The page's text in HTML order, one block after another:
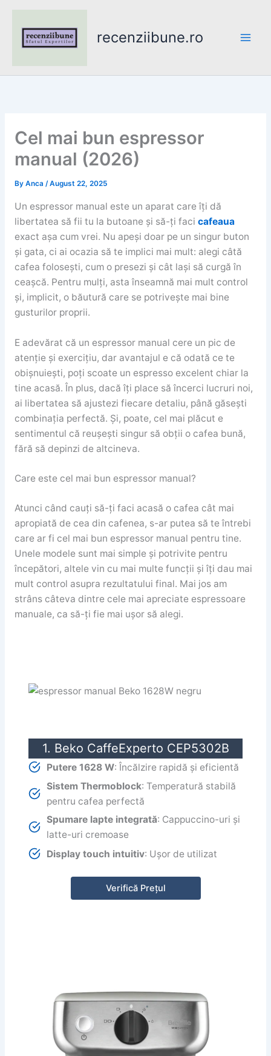
content
recenziibune.ro
Cel mai bun espressor
manual (2026)
By Anca /August 22, 2025
Un espressor manual este un aparat care îți dă
libertatea să fii tu la butoane și să-ți faci cafeaua
exact așa cum vrei. Nu apeși doar pe un singur buton
și gata, ci ai ocazia să te implici mai mult: alegi câtă
cafea folosești, cum o presezi și cât lași să curgă în
ceașcă. Pentru mulți, asta înseamnă mai mult control
și, implicit, o băutură care se potrivește mai bine
gusturilor proprii.
E adevărat că un espressor manual cere un pic de
atenție și exercițiu, dar avantajul e că odată ce te
obișnuiești, poți scoate un espresso excelent chiar la
tine acasă. În plus, dacă îți place să încerci lucruri noi,
ai libertatea să ajustezi fiecare detaliu, până găsești
combinația perfectă. Și, poate, cel mai plăcut e
sentimentul că reușești singur să obții o cafea bună,
fără să depinzi de altcineva.
Care este cel mai bun espressor manual?
Atunci când cauți să-ți faci acasă o cafea cât mai
apropiată de cea din cafenea, s-ar putea să te întrebi
care ar fi cel mai bun espressor manual pentru tine.
Unele modele sunt mai simple și potrivite pentru
începători, altele vin cu mai multe funcții și îți dau mai
mult control asupra rezultatului final. Mai jos am
strâns câteva dintre cele mai apreciate espressoare
manuale, ca să-ți fie mai ușor să alegi.
1. Beko CaffeExperto CEP5302B
Putere 1628 W: Încălzire rapidă și eficientă
Sistem Thermoblock: Temperatură stabilă
pentru cafea perfectă
Spumare lapte integrată: Cappuccino-uri și
latte-uri cremoase
Display touch intuitiv: Ușor de utilizat
Verifică Prețul